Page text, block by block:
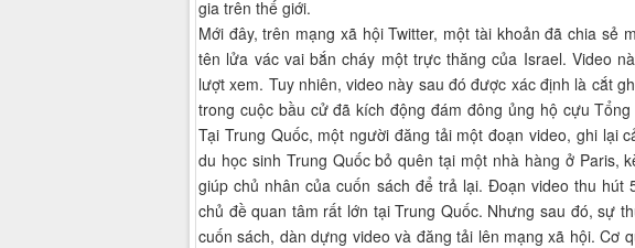
gia trên thế giới.
Mới đây, trên mạng xã hội Twitter, một tài khoản đã chia sẻ
tên lửa vác vai bắn cháy một trực thăng của Israel. Video
lượt xem. Tuy nhiên, video này sau đó được xác định là cắt
trong cuộc bầu cử đã kích động đám đông ủng hộ cựu
Tại Trung Quốc, một người đăng tải một đoạn video, ghi lại
du học sinh Trung Quốc bỏ quên tại một nhà hàng ở Paris,
giúp chủ nhân của cuốn sách để trả lại. Đoạn video thu
chủ đề quan tâm rất lớn tại Trung Quốc. Nhưng sau đó, sự
cuốn sách, dàn dựng video và đăng tải lên mạng xã hội. Cơ